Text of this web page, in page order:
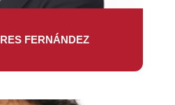
FERNÁNDEZ